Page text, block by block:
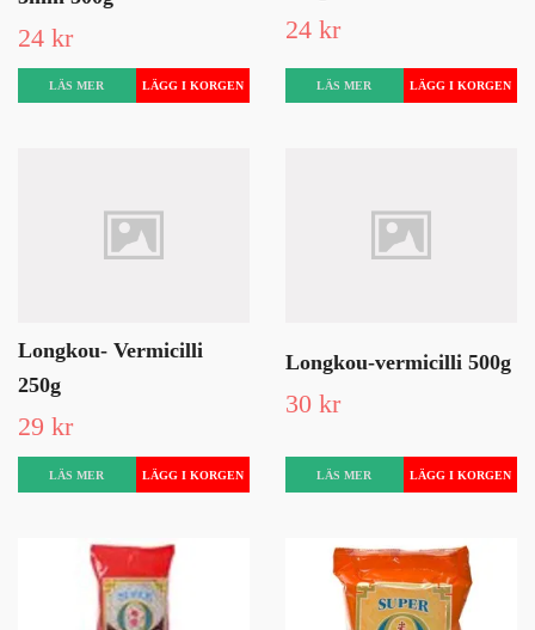
24 kr
LÄS MER
24 kr
LÄS MER
Longkou- Vermicilli
250g
29 kr
LÄS MER
Longkou-vermicilli 500g
30 kr
LÄS MER